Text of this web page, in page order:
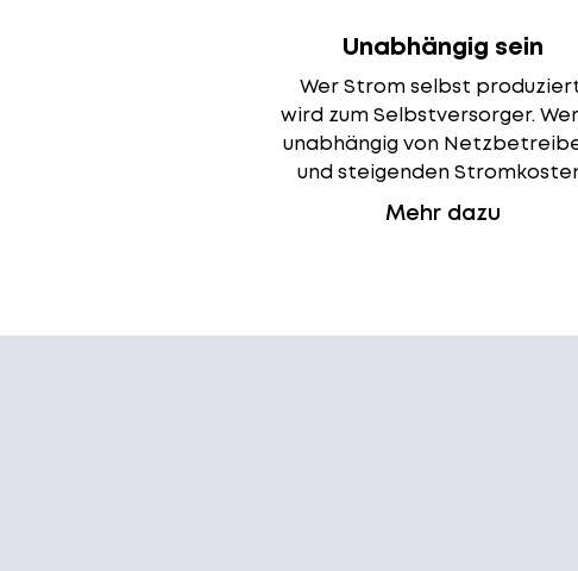
Unabhängig sein
Wer Strom selbst
wird zum Selbstversorger.
unabhängig von
und steigenden
Mehr dazu